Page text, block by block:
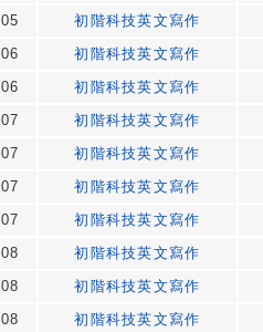
05 初階科技英文寫作
06 初階科技英文寫作
06 初階科技英文寫作
07 初階科技英文寫作
07 初階科技英文寫作
07 初階科技英文寫作
07 初階科技英文寫作
08 初階科技英文寫作
08 初階科技英文寫作
08 初階科技英文寫作